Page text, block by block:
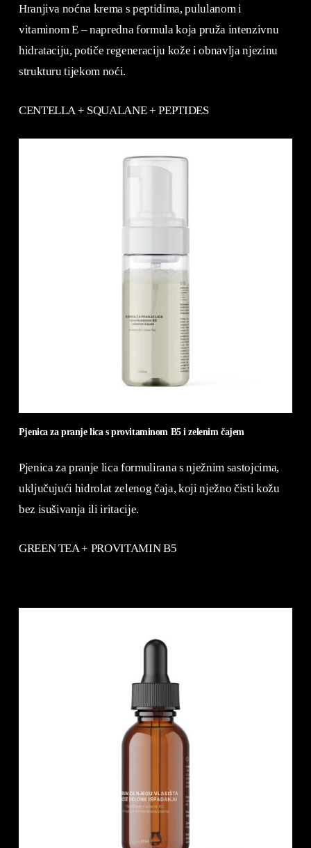
Hranjiva noćna krema s peptidima, pululanom i
vitaminom E – napredna formula koja pruža intenzivnu
hidrataciju, potiče regeneraciju kože i obnavlja njezinu
strukturu tijekom noći.
CENTELLA + SQUALANE + PEPTIDES
Pjenica za pranje lica s provitaminom B5 i zelenim čajem
Pjenica za pranje lica formulirana s nježnim sastojcima,
uključujući hidrolat zelenog čaja, koji nježno čisti kožu
bez isušivanja ili iritacije.
GREEN TEA + PROVITAMIN B5